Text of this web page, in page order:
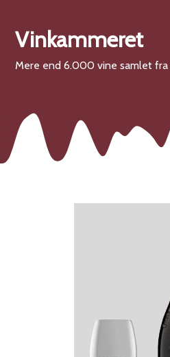
Vinkammeret
Mere end 6.000 vine samlet